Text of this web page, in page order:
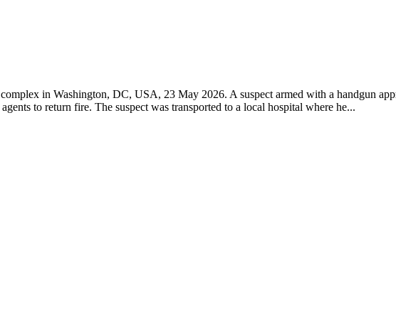
in Washington, DC, USA, 23 May 2026. A suspect armed with a handgun
to return fire. The suspect was transported to a local hospital where he...